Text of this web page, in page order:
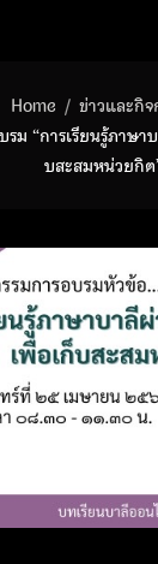
Home
ข่าวและกิจ
ม “การเรียนรู้ภาษา
บสะสมหน่วยกิต